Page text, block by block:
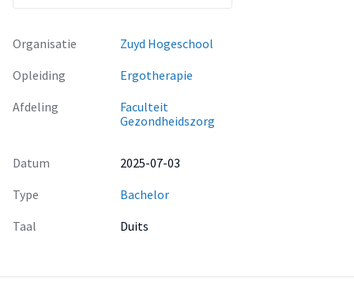
Organisatie
Zuyd Hogeschool
Opleiding
Ergotherapie
Afdeling
Faculteit
Gezondheidszorg
Datum
2025-07-03
Type
Bachelor
Taal
Duits